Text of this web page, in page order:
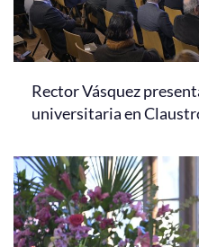
Rector Vásquez
universitaria en